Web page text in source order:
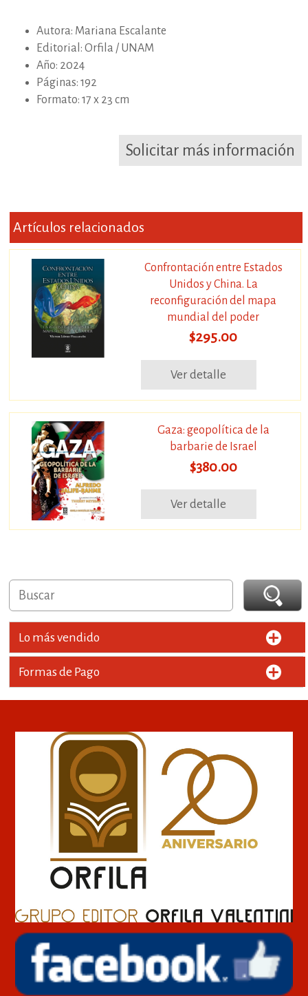
Autora: Mariana Escalante
Editorial: Orfila / UNAM
Año: 2024
Páginas: 192
Formato: 17 x 23 cm
Solicitar más información
Artículos relacionados
Confrontación entre Estados
Unidos y China. La
reconfiguración del mapa
mundial del poder
$295.00
Ver detalle
Gaza: geopolítica de la
barbarie de Israel
$380.00
Ver detalle
Lo más vendido
Formas de Pago